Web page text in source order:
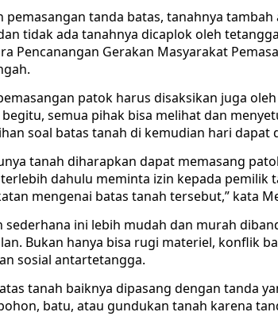
pemasangan tanda batas, tanahnya
tidak ada tanahnya dicaplok oleh
Pencanangan Gerakan Masyarakat
patok harus disaksikan juga
semua pihak bisa melihat dan
soal batas tanah di kemudian hari dapat
tanah diharapkan dapat memasang
dahulu meminta izin kepada pemilik
mengenai batas tanah tersebut,” kata
sederhana ini lebih mudah dan murah
Bukan hanya bisa rugi materiel, konflik
sosial antartetangga.
tanah baiknya dipasang dengan tanda
batu, atau gundukan tanah karena